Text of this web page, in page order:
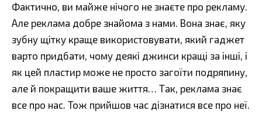
Фактично, ви майже нічого не знаєте про рекламу.
Але реклама добре знайома з нами. Вона знає, яку
зубну щітку краще використовувати, який гаджет
варто придбати, чому деякі джинси кращі за інші, і
як цей пластир може не просто загоїти подряпину,
але й покращити ваше життя… Так, реклама знає
все про нас. Тож прийшов час дізнатися все про неї.